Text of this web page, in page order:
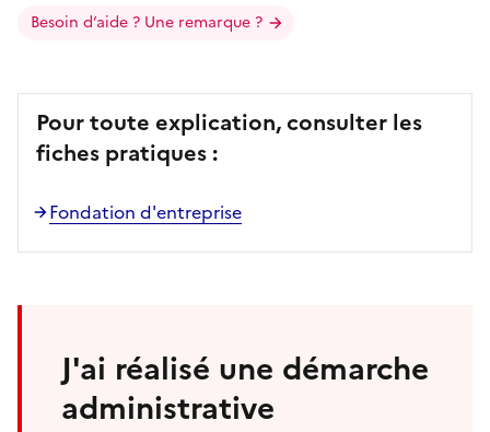
Besoin d’aide ? Une remarque ?
Pour toute explication, consulter les
fiches pratiques :
Fondation d'entreprise
J'ai réalisé une démarche
administrative